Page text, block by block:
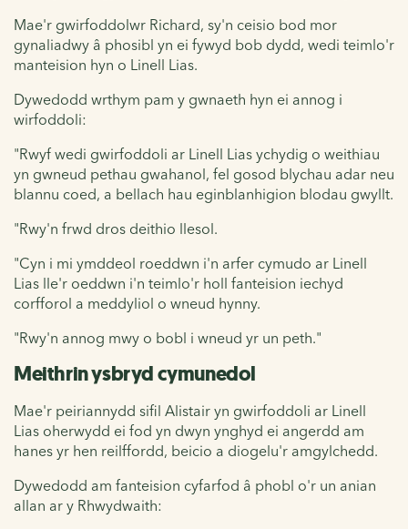
Mae'r gwirfoddolwr Richard, sy'n ceisio bod mor
gynaliadwy â phosibl yn ei fywyd bob dydd, wedi teimlo'r
manteision hyn o Linell Lias.
Dywedodd wrthym pam y gwnaeth hyn ei annog i
wirfoddoli:
"Rwyf wedi gwirfoddoli ar Linell Lias ychydig o weithiau
yn gwneud pethau gwahanol, fel gosod blychau adar neu
blannu coed, a bellach hau eginblanhigion blodau gwyllt.
"Rwy'n frwd dros deithio llesol.
"Cyn i mi ymddeol roeddwn i'n arfer cymudo ar Linell
Lias lle'r oeddwn i'n teimlo'r holl fanteision iechyd
corfforol a meddyliol o wneud hynny.
"Rwy'n annog mwy o bobl i wneud yr un peth."
Meithrin ysbryd cymunedol
Mae'r peiriannydd sifil Alistair yn gwirfoddoli ar Linell
Lias oherwydd ei fod yn dwyn ynghyd ei angerdd am
hanes yr hen reilffordd, beicio a diogelu'r amgylchedd.
Dywedodd am fanteision cyfarfod â phobl o'r un anian
allan ar y Rhwydwaith: